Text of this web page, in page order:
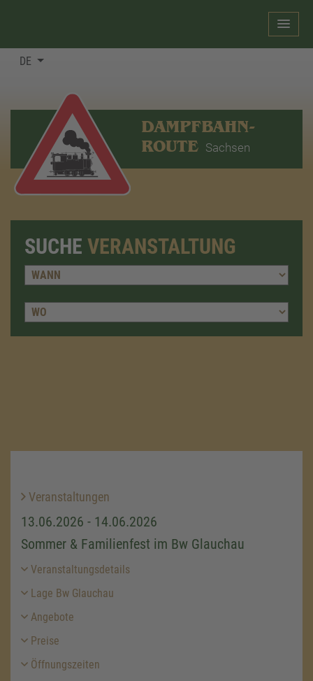
DE
DAMPFBAHN-
ROUTE Sachsen
SUCHE VERANSTALTUNG
Veranstaltungen
13.06.2026 - 14.06.2026
Sommer & Familienfest im Bw Glauchau
Veranstaltungsdetails
Lage Bw Glauchau
Angebote
Preise
Öffnungszeiten